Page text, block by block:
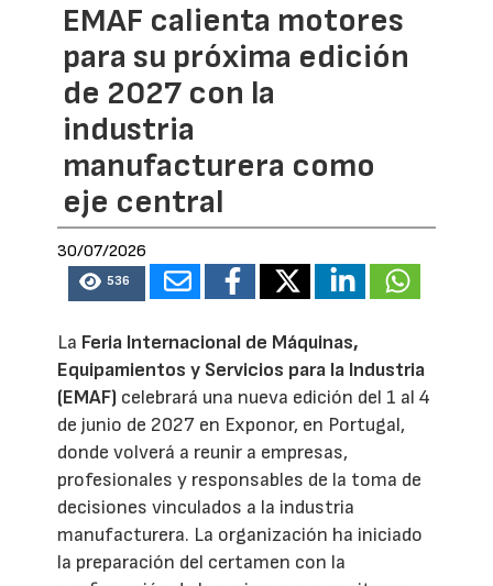
EMAF calienta motores
para su próxima edición
de 2027 con la
industria
manufacturera como
eje central
30/07/2026
536
La Feria Internacional de Máquinas,
Equipamientos y Servicios para la Industria
(EMAF) celebrará una nueva edición del 1 al 4
de junio de 2027 en Exponor, en Portugal,
donde volverá a reunir a empresas,
profesionales y responsables de la toma de
decisiones vinculados a la industria
manufacturera. La organización ha iniciado
la preparación del certamen con la